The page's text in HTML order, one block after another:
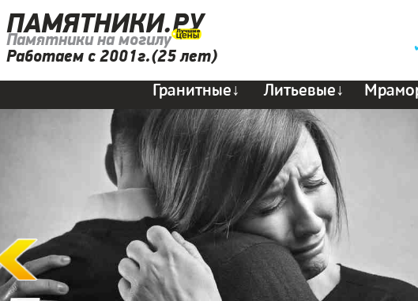
ПАМЯТНИКИ.РУ
Памятники на могилу
Работаем с 2001г.(25 лет)
Гранитные↓ Литьевые↓